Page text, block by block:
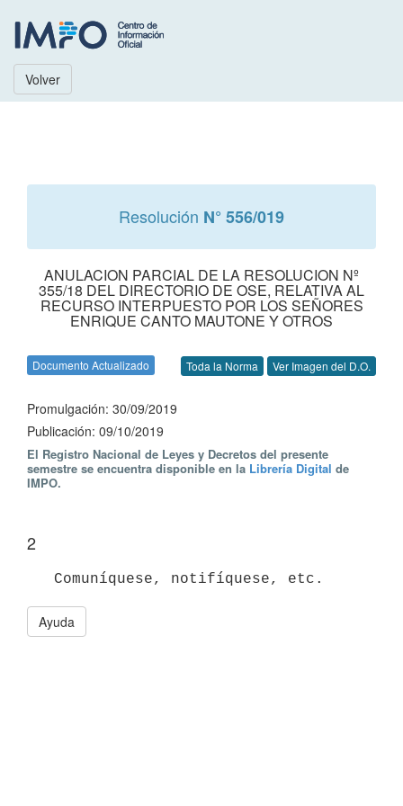
Volver
Resolución N° 556/019
ANULACION PARCIAL DE LA RESOLUCION Nº
355/18 DEL DIRECTORIO DE OSE, RELATIVA AL
RECURSO INTERPUESTO POR LOS SEÑORES
ENRIQUE CANTO MAUTONE Y OTROS
Documento Actualizado Toda la Norma Ver Imagen del D.O.
Promulgación: 30/09/2019
Publicación: 09/10/2019
El Registro Nacional de Leyes y Decretos del presente
semestre se encuentra disponible en la Librería Digital de
IMPO.
2
Ayuda